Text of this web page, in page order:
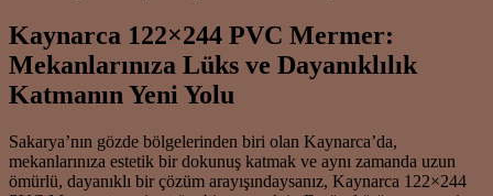
Kaynarca 122×244 PVC Mermer:
Mekanlarınıza Lüks ve Dayanıklılık
Katmanın Yeni Yolu
Sakarya’nın gözde bölgelerinden biri olan Kaynarca’da,
mekanlarınıza estetik bir dokunuş katmak ve aynı zamanda uzun
ömürlü, dayanıklı bir çözüm arayışındaysanız, Kaynarca 122×244